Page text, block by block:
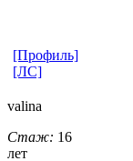
[Профиль]
[ЛС]
valina
Стаж: 16
лет